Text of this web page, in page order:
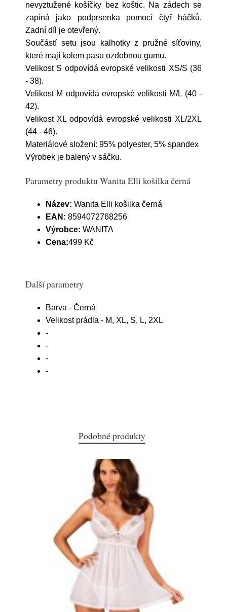
nevyztužené košíčky bez koštic. Na zádech se
zapíná jako podprsenka pomocí čtyř háčků.
Zadní díl je otevřený.
Součástí setu jsou kalhotky z pružné síťoviny,
které mají kolem pasu ozdobnou gumu.
Velikost S odpovídá evropské velikosti XS/S (36
- 38).
Velikost M odpovídá evropské velikosti M/L (40 -
42).
Velikost XL odpovídá evropské velikosti XL/2XL
(44 - 46).
Materiálové složení: 95% polyester, 5% spandex
Výrobek je balený v sáčku.
Parametry produktu Wanita Elli košilka černá
Název: Wanita Elli košilka černá
EAN: 8594072768256
Výrobce: WANITA
Cena:499 Kč
Další parametry
Barva - Černá
Velikost prádla - M, XL, S, L, 2XL
-
-
-
-
Podobné produkty